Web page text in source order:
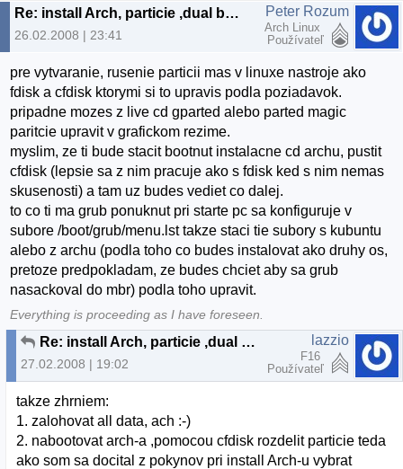
Re: install Arch, particie ,dual boot
26.02.2008 | 23:41
Peter Rozum
Arch Linux
Používateľ
pre vytvaranie, rusenie particii mas v linuxe nastroje ako
fdisk a cfdisk ktorymi si to upravis podla poziadavok.
pripadne mozes z live cd gparted alebo parted magic
paritcie upravit v grafickom rezime.
myslim, ze ti bude stacit bootnut instalacne cd archu, pustit
cfdisk (lepsie sa z nim pracuje ako s fdisk ked s nim nemas
skusenosti) a tam uz budes vediet co dalej.
to co ti ma grub ponuknut pri starte pc sa konfiguruje v
subore /boot/grub/menu.lst takze staci tie subory s kubuntu
alebo z archu (podla toho co budes instalovat ako druhy os,
pretoze predpokladam, ze budes chciet aby sa grub
nasackoval do mbr) podla toho upravit.
Everything is proceeding as I have foreseen.
Re: install Arch, particie ,dual boot
27.02.2008 | 19:02
lazzio
F16
Používateľ
takze zhrniem:
1. zalohovat all data, ach :-)
2. nabootovat arch-a ,pomocou cfdisk rozdelit particie teda
ako som sa docital z pokynov pri install Arch-u vybrat